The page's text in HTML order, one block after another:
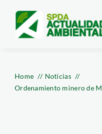
content
Home
Noticias
Ordenamiento minero de